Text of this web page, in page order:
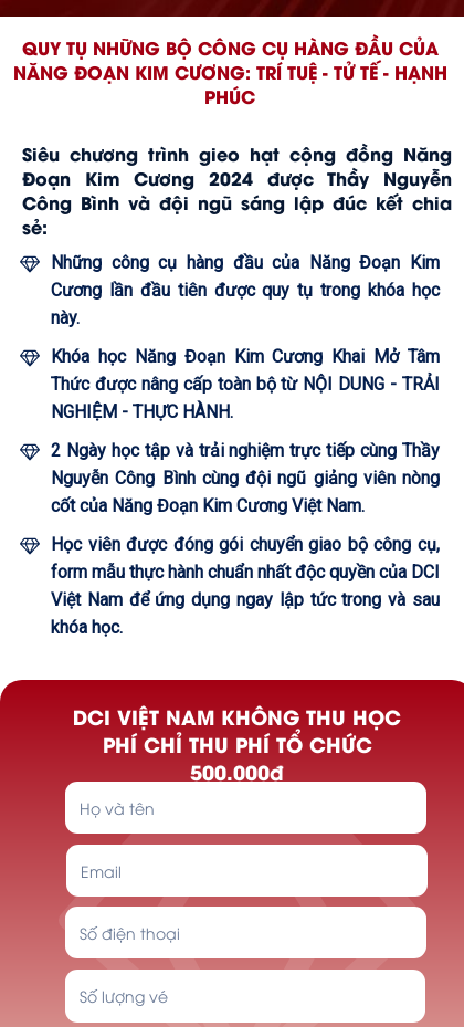
Siêu chương trình gieo hạt cộng đồng Năng
Đoạn Kim Cương 2024 được Thầy Nguyễn
Công Bình và đội ngũ sáng lập đúc kết chia
sẻ:
Những công cụ hàng đầu của Năng Đoạn Kim
Cương lần đầu tiên được quy tụ trong khóa học
này.
Khóa học Năng Đoạn Kim Cương Khai Mở Tâm
Thức được nâng cấp toàn bộ từ NỘI DUNG - TRẢI
NGHIỆM - THỰC HÀNH.
2 Ngày học tập và trải nghiệm trực tiếp cùng Thầy
Nguyễn Công Bình cùng đội ngũ giảng viên nòng
cốt của Năng Đoạn Kim Cương Việt Nam.
Học viên được đóng gói chuyển giao bộ công cụ,
form mẫu thực hành chuẩn nhất độc quyền của DCI
Việt Nam để ứng dụng ngay lập tức trong và sau
khóa học.
QUY TỤ NHỮNG BỘ CÔNG CỤ HÀNG ĐẦU CỦA
NĂNG ĐOẠN KIM CƯƠNG: TRÍ TUỆ - TỬ TẾ - HẠNH
PHÚC
DCI VIỆT NAM KHÔNG THU HỌC
PHÍ CHỈ THU PHÍ TỔ CHỨC
500.000đ